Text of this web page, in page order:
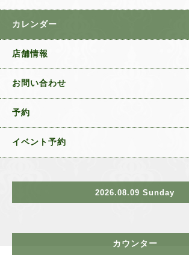
カレンダー
店舗情報
お問い合わせ
予約
イベント予約
2026.08.09 Sunday
カウンター